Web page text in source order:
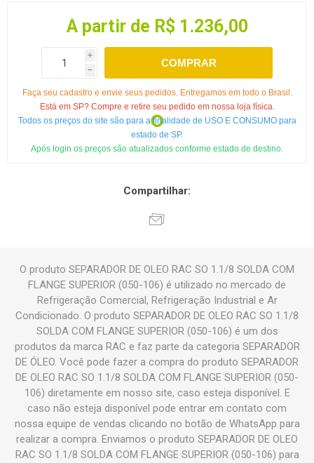
A partir de R$ 1.236,00
i
h
COMPRAR
Faça seu cadastro e envie seus pedidos. Entregamos em todo o Brasil.
Está em SP? Compre e retire seu pedido em nossa loja física.
Todos os preços do site são para a finalidade de USO E CONSUMO para
estado de SP.
Após login os preços são atualizados conforme estado de destino.
Compartilhar:
O produto SEPARADOR DE OLEO RAC SO 1.1/8 SOLDA COM
FLANGE SUPERIOR (050-106) é utilizado no mercado de
Refrigeração Comercial, Refrigeração Industrial e Ar
Condicionado. O produto SEPARADOR DE OLEO RAC SO 1.1/8
SOLDA COM FLANGE SUPERIOR (050-106) é um dos
produtos da marca RAC e faz parte da categoria SEPARADOR
DE ÓLEO. Você pode fazer a compra do produto SEPARADOR
DE OLEO RAC SO 1.1/8 SOLDA COM FLANGE SUPERIOR (050-
106) diretamente em nosso site, caso esteja disponível. E
caso não esteja disponível pode entrar em contato com
nossa equipe de vendas clicando no botão de WhatsApp para
realizar a compra. Enviamos o produto SEPARADOR DE OLEO
RAC SO 1.1/8 SOLDA COM FLANGE SUPERIOR (050-106) para